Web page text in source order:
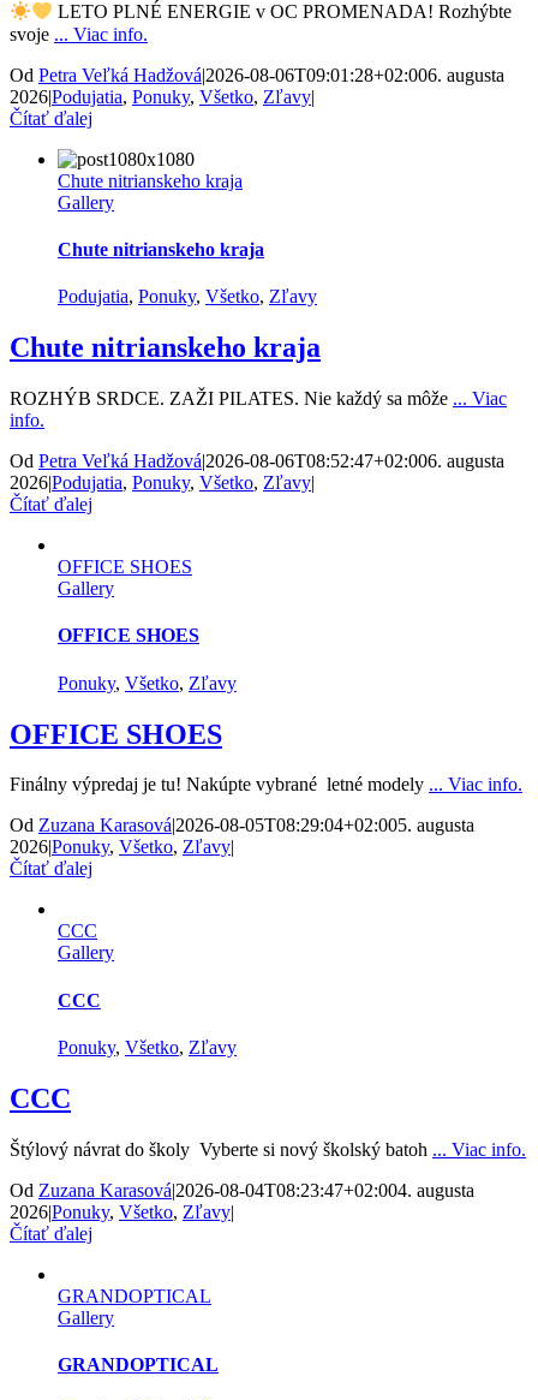
LETO PLNÉ ENERGIE v OC PROMENADA! Rozhýbte
svoje ... Viac info.
Od Petra Veľká Hadžová|2026-08-06T09:01:28+02:006. augusta
2026|Podujatia, Ponuky, Všetko, Zľavy|
Čítať ďalej
Chute nitrianskeho kraja
Gallery
Chute nitrianskeho kraja
Podujatia, Ponuky, Všetko, Zľavy
Chute nitrianskeho kraja
ROZHÝB SRDCE. ZAŽI PILATES. Nie každý sa môže ... Viac
info.
Od Petra Veľká Hadžová|2026-08-06T08:52:47+02:006. augusta
2026|Podujatia, Ponuky, Všetko, Zľavy|
Čítať ďalej
OFFICE SHOES
Gallery
OFFICE SHOES
Ponuky, Všetko, Zľavy
OFFICE SHOES
Finálny výpredaj je tu! Nakúpte vybrané letné modely ... Viac info.
Od Zuzana Karasová|2026-08-05T08:29:04+02:005. augusta
2026|Ponuky, Všetko, Zľavy|
Čítať ďalej
CCC
Gallery
CCC
Ponuky, Všetko, Zľavy
CCC
Štýlový návrat do školy Vyberte si nový školský batoh ... Viac info.
Od Zuzana Karasová|2026-08-04T08:23:47+02:004. augusta
2026|Ponuky, Všetko, Zľavy|
Čítať ďalej
GRANDOPTICAL
Gallery
GRANDOPTICAL